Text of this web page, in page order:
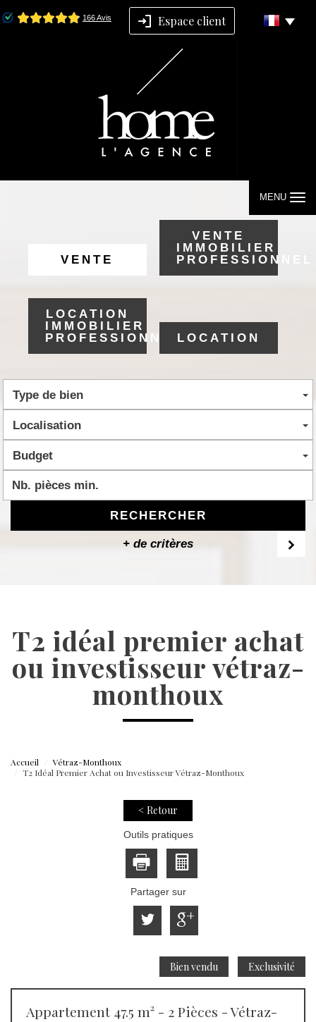
Espace client
MENU
VENTE
VENTE
IMMOBILIER
PROFESSIONNEL
LOCATION
IMMOBILIER
PROFESSIONNELLOCATION
Type de bien
Localisation
Budget
RECHERCHER
+ de critères
t2 idéal premier achat
ou investisseur vétraz-
monthoux
Accueil
Vétraz-Monthoux
T2 Idéal Premier Achat ou Investisseur Vétraz-Monthoux
< Retour
Outils pratiques
Partager sur
Bien vendu Exclusivité
Appartement 47.5 m² - 2 Pièces - Vétraz-